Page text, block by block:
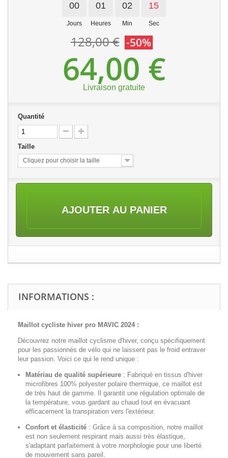
00
Jours
01
Heures
02
Min
15
Sec
128,00 € -50%
64,00 €
Livraison gratuite
Quantité
Taille
Cliquez pour choisir la taille
AJOUTER AU PANIER
INFORMATIONS :
Maillot cycliste hiver pro MAVIC 2024 :
Découvrez notre maillot cyclisme d'hiver, conçu spécifiquement
pour les passionnés de vélo qui ne laissent pas le froid entraver
leur passion. Voici ce qui le rend unique :
Matériau de qualité supérieure : Fabriqué en tissus d'hiver
microfibres 100% polyester polaire thermique, ce maillot est
de très haut de gamme. Il garantit une régulation optimale de
la température, vous gardant au chaud tout en évacuant
efficacement la transpiration vers l'extérieur.
Confort et élasticité : Grâce à sa composition, notre maillot
est non seulement respirant mais aussi très élastique,
s'adaptant parfaitement à votre morphologie pour une liberté
de mouvement sans pareil.